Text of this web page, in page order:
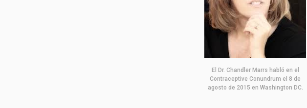
El Dr. Chandler Marrs habló en el
Contraceptive Conundrum el 8 de
agosto de 2015 en Washington DC.